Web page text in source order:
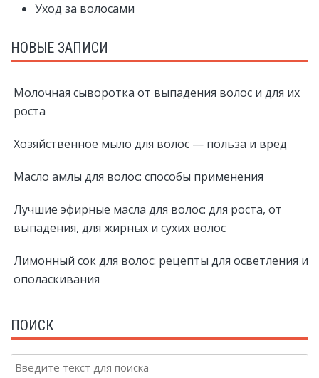
Уход за волосами
НОВЫЕ ЗАПИСИ
Молочная сыворотка от выпадения волос и для их
роста
Хозяйственное мыло для волос — польза и вред
Масло амлы для волос: способы применения
Лучшие эфирные масла для волос: для роста, от
выпадения, для жирных и сухих волос
Лимонный сок для волос: рецепты для осветления и
ополаскивания
ПОИСК